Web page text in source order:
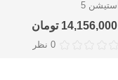
استیشن 5
14,156,000 تومان
0 نظر